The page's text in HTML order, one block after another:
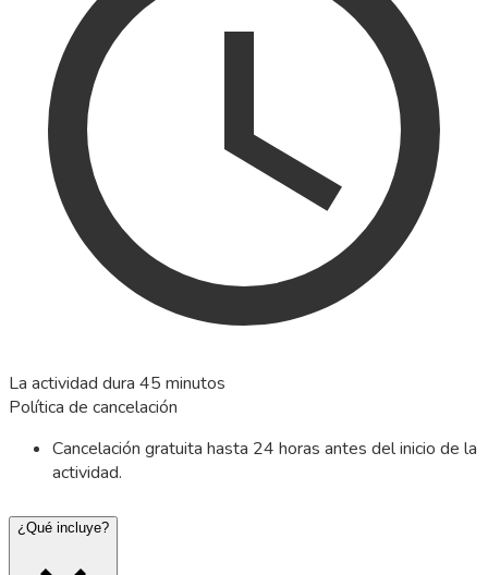
La actividad dura 45 minutos
Política de cancelación
Cancelación gratuita hasta 24 horas antes del inicio de la
actividad.
¿Qué incluye?